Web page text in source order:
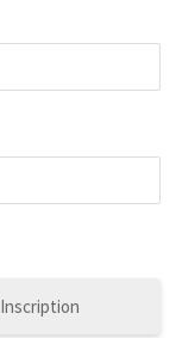
Inscription